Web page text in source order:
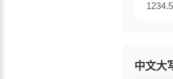
中文大